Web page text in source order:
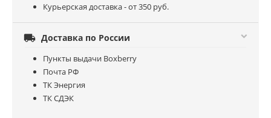
Курьерская доставка - от 350 руб.
 Доставка по России
Пункты выдачи Boxberry
Почта РФ
ТК Энергия
ТК СДЭК